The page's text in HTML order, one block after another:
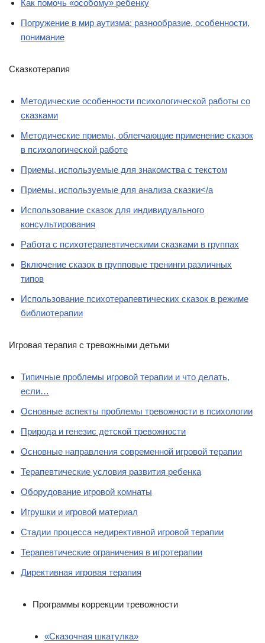
Как помочь «особому» ребенку
Погружение в мир аутизма: разнообразие, особенности,
понимание
Сказкотерапия
Методические особенности психологической работы со
сказками
Методические приемы, облегчающие применение сказок
в психологической работе
Приемы, используемые для знакомства с текстом
Приемы, используемые для анализа сказки</a
Использование сказок для индивидуального
консультирования
Работа с психотерапевтическими сказками в группах
Включение сказок в групповые тренинги различных
типов
Использование психотерапевтических сказок в режиме
библиотерапии
Игровая терапия с тревожными детьми
Типичные проблемы игровой терапии и что делать,
если…
Основные аспекты проблемы тревожности в психологии
Природа и генезис детской тревожности
Основные направления современной игровой терапии
Терапевтические условия развития ребенка
Оборудование игровой комнаты
Игрушки и игровой материал
Стадии процесса недирективной игровой терапии
Терапевтические ограничения в игротерапии
Директивная игровая терапия
Программы коррекции тревожности
«Сказочная шкатулка»